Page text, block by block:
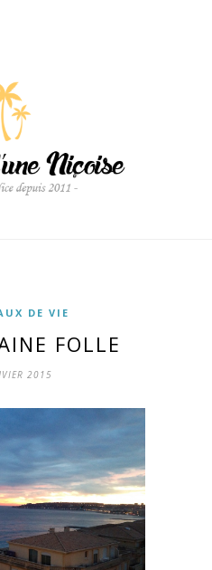
DE VIE
FOLLE
2015